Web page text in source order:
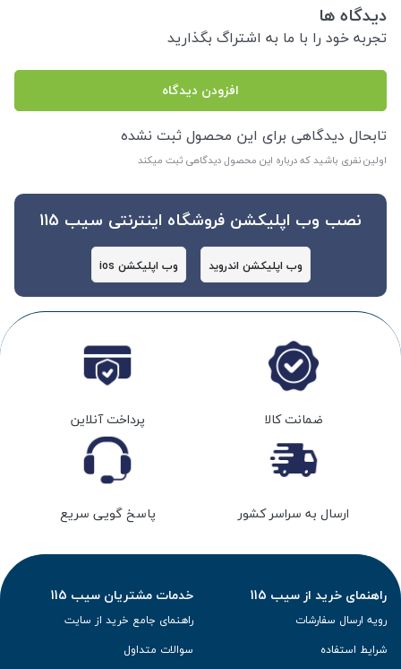
دیدگاه ها
تجربه خود را با ما به اشتراگ بگذارید
افزودن دیدگاه
تابحال دیدگاهی برای این محصول ثبت نشده
اولین نفری باشید که درباره این محصول دیدگاهی ثبت میکند
نصب وب اپلیکشن فروشگاه اینترنتی سیب 115
وب اپلیکشن اندروید وب اپلیکشن ios
ضمانت کالا پرداخت آنلاین
ارسال به سراسر کشور پاسخ گویی سریع
راهنمای خرید از سیب 115
رویه ارسال سفارشات
شرایط استفاده
خدمات مشتریان سیب 115
راهنمای جامع خرید از سایت
سوالات متداول